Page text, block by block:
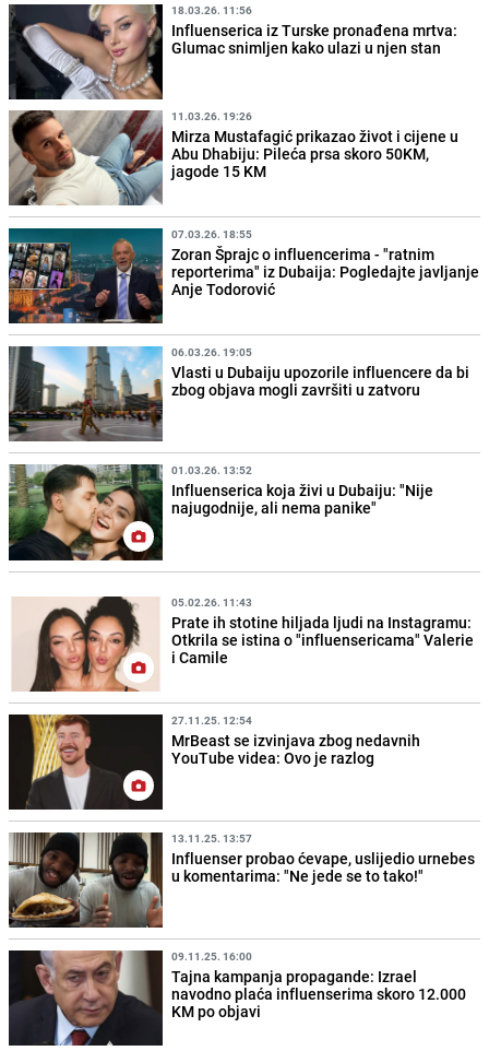
18.03.26. 11:56
Influenserica iz Turske pronađena mrtva:
Glumac snimljen kako ulazi u njen stan
11.03.26. 19:26
Mirza Mustafagić prikazao život i cijene u
Abu Dhabiju: Pileća prsa skoro 50KM,
jagode 15 KM
07.03.26. 18:55
Zoran Šprajc o influencerima - "ratnim
reporterima" iz Dubaija: Pogledajte javljanje
Anje Todorović
06.03.26. 19:05
Vlasti u Dubaiju upozorile influencere da bi
zbog objava mogli završiti u zatvoru
01.03.26. 13:52
Influenserica koja živi u Dubaiju: "Nije
najugodnije, ali nema panike"
05.02.26. 11:43
Prate ih stotine hiljada ljudi na Instagramu:
Otkrila se istina o "influensericama" Valerie
i Camile
27.11.25. 12:54
MrBeast se izvinjava zbog nedavnih
YouTube videa: Ovo je razlog
13.11.25. 13:57
Influenser probao ćevape, uslijedio urnebes
u komentarima: "Ne jede se to tako!"
09.11.25. 16:00
Tajna kampanja propagande: Izrael
navodno plaća influenserima skoro 12.000
KM po objavi